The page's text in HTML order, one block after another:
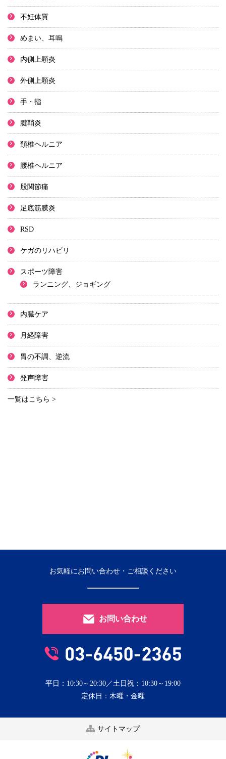
不妊体質
めまい、耳鳴
内側上顆炎
外側上顆炎
手・指
腱鞘炎
頚椎ヘルニア
腰椎ヘルニア
股関節痛
足底筋膜炎
RSD
ケガのリハビリ
スポーツ障害
ランニング、ジョギング
内臓ケア
月経障害
胃の不調、逆流
発声障害
一覧はこちら >
お気軽にお問い合わせ・ご相談ください
お問い合わせ
平日：10:30～20:30／土日祝：10:30～19:00
定休日：木曜・金曜
サイトマップ